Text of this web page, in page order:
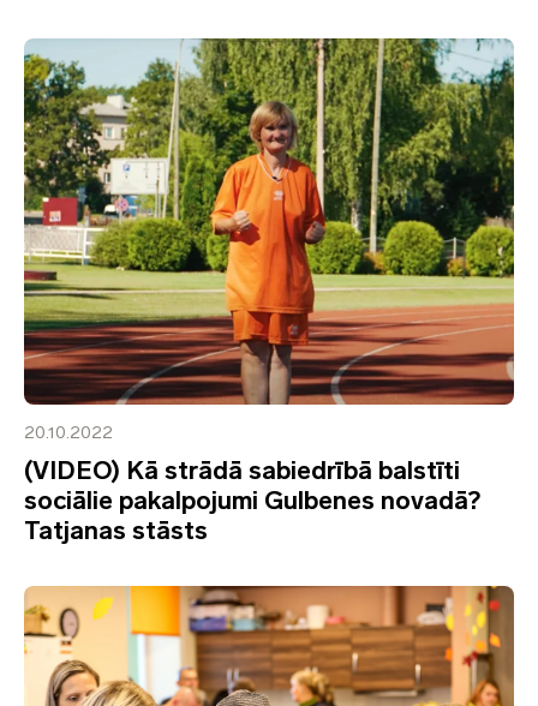
20.10.2022
(VIDEO) Kā strādā sabiedrībā balstīti
sociālie pakalpojumi Gulbenes novadā?
Tatjanas stāsts